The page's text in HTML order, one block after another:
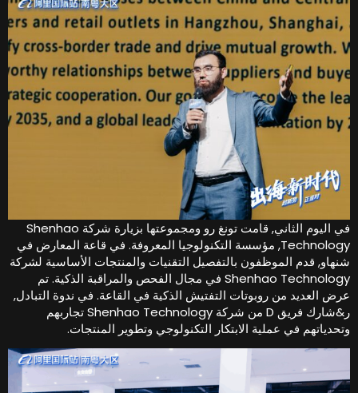
في اليوم الثاني, قامت تونغ رو ومجموعتها بزيارة شركة Shenhao
Technology, مؤسسة التكنولوجيا المعروفة. في قاعة المعارض في
قدم الموظفون بالتفصيل التقنيات والمنتجات الأساسية لشركة
Shenhao Technology في مجال الفحص والمراقبة الذكية. تم
العديد من روبوتات التفتيش الذكية في القاعة. في ندوة التبادل,
ر&شارك فريق D من شركة Shenhao Technology تجاربهم
في عملية الابتكار التكنولوجي وتطوير المنتجات.